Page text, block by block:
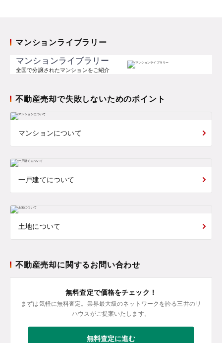
マンションライブラリー
マンションライブラリー
全国で分譲されたマンションをご紹介
不動産売却で失敗しないためのポイント
マンションについて
一戸建てについて
土地について
不動産売却に関するお問い合わせ
無料査定で価格をチェック！
まずは気軽に無料査定。業界最大級のネットワークを誇る三井のリ
ハウスがご提案いたします。
無料査定に進む